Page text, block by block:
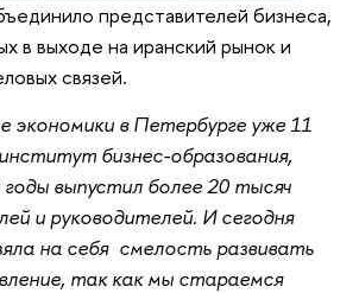
представителей бизнеса,
в выходе на иранский рынок и
связей.
экономики в Петербурге уже 11
бизнес-образования,
выпустил более 20 тысяч
и руководителей. И сегодня
на себя смелость развивать
так как мы стараемся